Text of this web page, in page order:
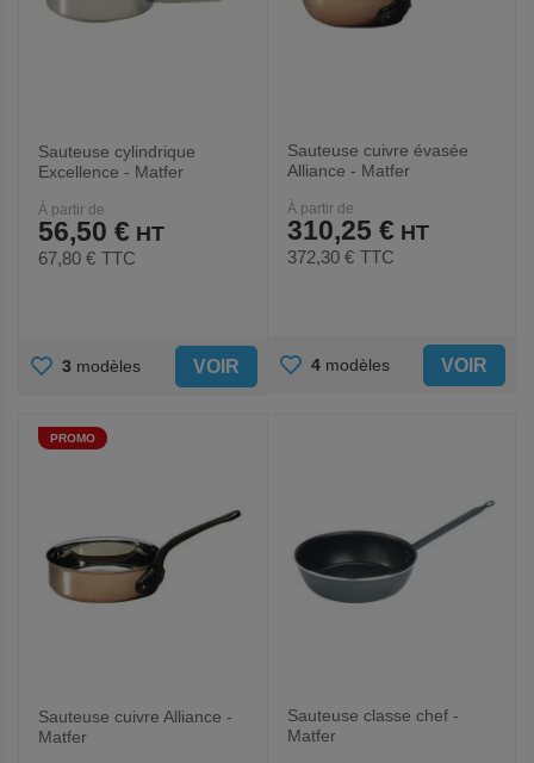
Sauteuse cylindrique
Excellence - Matfer
À partir de
56,50 €
67,80 € TTC
AJOUTER
FAVORIS
3 modèles VOIR
Sauteuse cuivre évasée
Alliance - Matfer
À partir de
310,25 €
372,30 € TTC
AJOUTER
4 modèles VOIR
PROMO
Sauteuse cuivre Alliance -
Matfer
Sauteuse classe chef -
Matfer